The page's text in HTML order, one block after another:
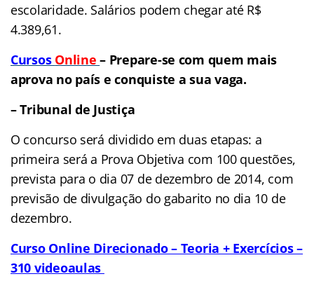
escolaridade. Salários podem chegar até R$
4.389,61.
Cursos Online– Prepare-se com quem mais
aprova no país e conquiste a sua vaga.
– Tribunal de Justiça
O concurso será dividido em duas etapas: a
primeira será a Prova Objetiva com 100 questões,
prevista para o dia 07 de dezembro de 2014, com
previsão de divulgação do gabarito no dia 10 de
dezembro.
Curso Online Direcionado – Teoria + Exercícios –
310 videoaulas